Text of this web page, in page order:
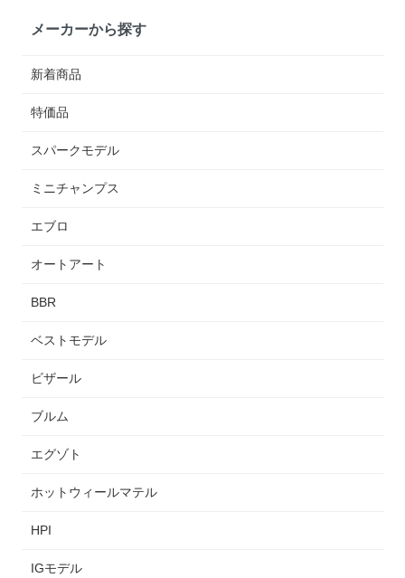
メーカーから探す
新着商品
特価品
スパークモデル
ミニチャンプス
エブロ
オートアート
BBR
ベストモデル
ビザール
ブルム
エグゾト
ホットウィールマテル
HPI
IGモデル